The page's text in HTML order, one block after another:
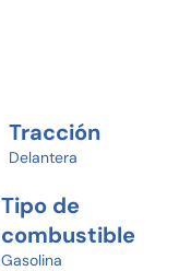
Tracción
Delantera
Tipo de
combustible
Gasolina